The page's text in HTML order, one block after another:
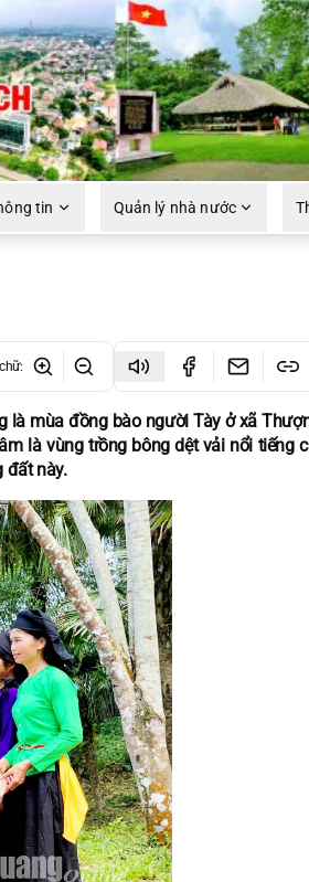
tin Quản lý nhà nước
:
là mùa đồng bào người Tày ở xã
là vùng trồng bông dệt vải nổi tiếng
đất này.